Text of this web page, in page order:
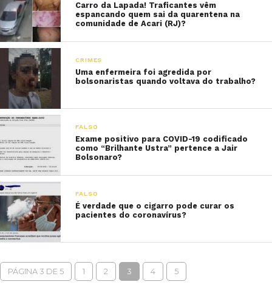
Carro da Lapada! Traficantes vêm
espancando quem sai da quarentena na
comunidade de Acari (RJ)?
CRIMES
Uma enfermeira foi agredida por
bolsonaristas quando voltava do trabalho?
FALSO
Exame positivo para COVID-19 codificado
como “Brilhante Ustra” pertence a Jair
Bolsonaro?
FALSO
É verdade que o cigarro pode curar os
pacientes do coronavírus?
PÁGINA 3 DE 5 1 2 3 4 5